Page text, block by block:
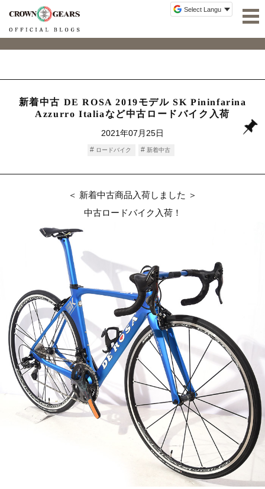
新着中古 DE ROSA 2019モデル SK Pininfarina
Azzurro Italiaなど中古ロードバイク入荷
2021年07月25日
ロードバイク 新着中古
＜ 新着中古商品入荷しました ＞
中古ロードバイク入荷！